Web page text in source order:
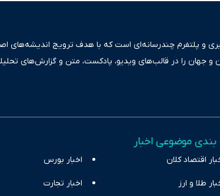
و پلتفرم چندرسانه‌ای است که با هدف ترویج اندیشه‌های
و جهان را در قالب‌های ویدیو، پادکست، متن و گزارش‌های
اعتماد، فراتر از اطلاع‌رسانی صرف، به تبیین سیاست‌ها و
جست‌وجو کرده و در کنار تحلیل آمارها، نیازهای خبری
و روزآمد پوشش می‌دهیم.
موضوعی اخبار
اقتصاد کلان اخبار بورس
طلا و ارز اخبار تجارت